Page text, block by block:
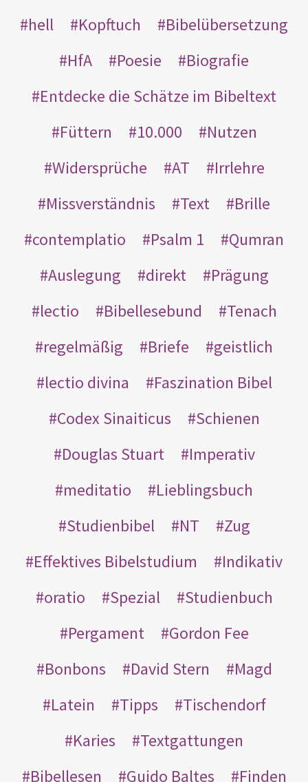
hell
Kopftuch
Bibelübersetzung
HfA
Poesie
Biografie
Entdecke die Schätze im Bibeltext
Füttern
10.000
Nutzen
Widersprüche
AT
Irrlehre
Missverständnis
Text
Brille
contemplatio
Psalm 1
Qumran
Auslegung
direkt
Prägung
lectio
Bibellesebund
Tenach
regelmäßig
Briefe
geistlich
lectio divina
Faszination Bibel
Codex Sinaiticus
Schienen
Douglas Stuart
Imperativ
meditatio
Lieblingsbuch
Studienbibel
NT
Zug
Effektives Bibelstudium
Indikativ
oratio
Spezial
Studienbuch
Pergament
Gordon Fee
Bonbons
David Stern
Magd
Latein
Tipps
Tischendorf
Karies
Textgattungen
Bibellesen
Guido Baltes
Finden